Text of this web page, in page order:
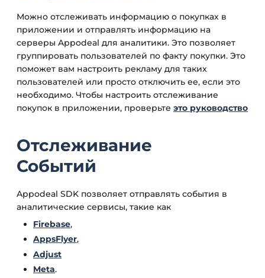
Можно отслеживать информацию о покупках в
приложении и отправлять информацию на
серверы Appodeal для аналитики. Это позволяет
группировать пользователей по факту покупки. Это
поможет вам настроить рекламу для таких
пользователей или просто отключить ее, если это
необходимо. Чтобы настроить отслеживание
покупок в приложении, проверьте это руководство
Отслеживание
Событий
Appodeal SDK позволяет отправлять события в
аналитические сервисы, такие как
Firebase,
AppsFlyer,
Adjust
Meta.